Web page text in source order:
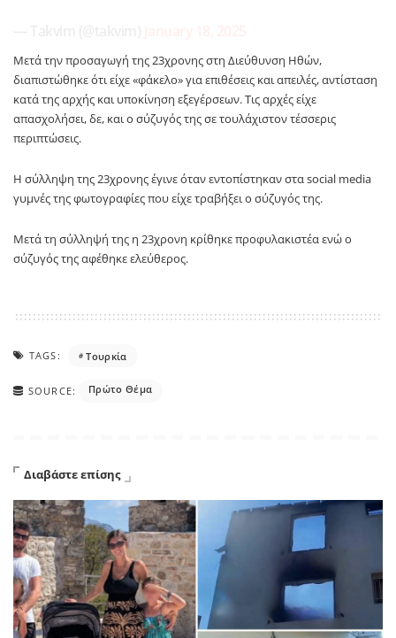
Μετά την προσαγωγή της 23χρονης στη Διεύθυνση Ηθών,
διαπιστώθηκε ότι είχε «φάκελο» για επιθέσεις και απειλές, αντίσταση
κατά της αρχής και υποκίνηση εξεγέρσεων. Τις αρχές είχε
απασχολήσει, δε, και ο σύζυγός της σε τουλάχιστον τέσσερις
περιπτώσεις.
Η σύλληψη της 23χρονης έγινε όταν εντοπίστηκαν στα social media
γυμνές της φωτογραφίες που είχε τραβήξει ο σύζυγός της.
Μετά τη σύλληψή της η 23χρονη κρίθηκε προφυλακιστέα ενώ ο
σύζυγός της αφέθηκε ελεύθερος.
TAGS: Τουρκία
SOURCE: Πρώτο Θέμα
Διαβάστε επίσης